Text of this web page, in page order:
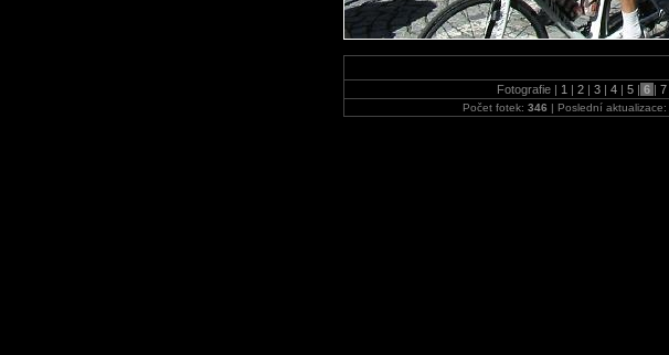
Fotografie | 1 | 2 | 3 | 4 | 5 | 6 | 7
Počet fotek: 346 | Poslední aktualizace: